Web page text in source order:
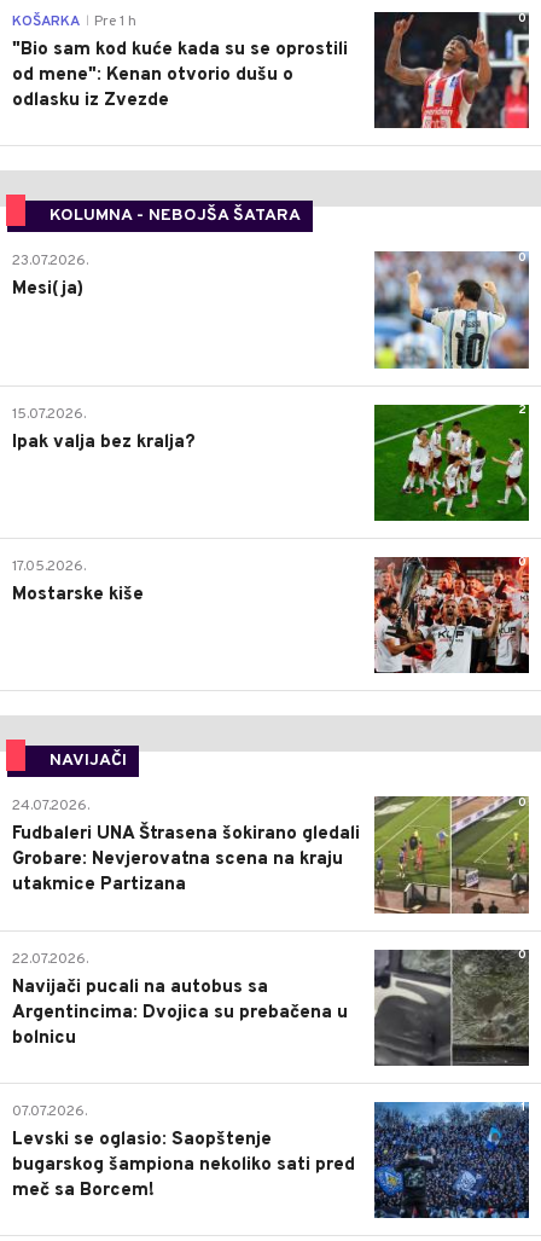
0
KOŠARKA Pre 1 h
"Bio sam kod kuće kada su se oprostili
od mene": Kenan otvorio dušu o
odlasku iz Zvezde
KOLUMNA - NEBOJŠA ŠATARA
0
23.07.2026.
Mesi(ja)
2
15.07.2026.
Ipak valja bez kralja?
0
17.05.2026.
Mostarske kiše
NAVIJAČI
0
24.07.2026.
Fudbaleri UNA Štrasena šokirano gledali
Grobare: Nevjerovatna scena na kraju
utakmice Partizana
0
22.07.2026.
Navijači pucali na autobus sa
Argentincima: Dvojica su prebačena u
bolnicu
1
07.07.2026.
Levski se oglasio: Saopštenje
bugarskog šampiona nekoliko sati pred
meč sa Borcem!